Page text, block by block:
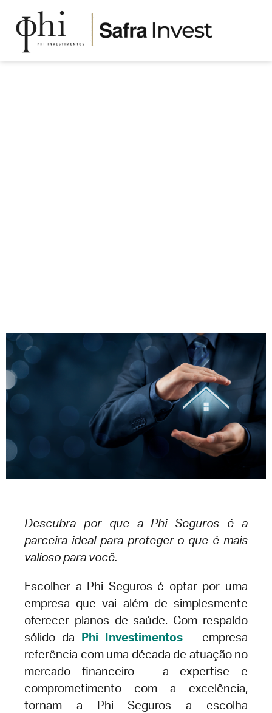
Descubra por que a Phi Seguros é a
parceira ideal para proteger o que é mais
valioso para você.
Escolher a Phi Seguros é optar por uma
empresa que vai além de simplesmente
oferecer planos de saúde. Com respaldo
sólido da
Phi Investimentos – empresa
referência com uma década de atuação no
mercado financeiro – a expertise e
comprometimento com a excelência,
tornam a Phi Seguros a escolha